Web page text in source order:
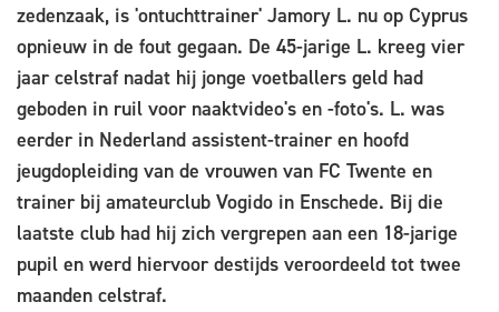
zedenzaak, is 'ontuchttrainer' Jamory L. nu op Cyprus
opnieuw in de fout gegaan. De 45-jarige L. kreeg vier
jaar celstraf nadat hij jonge voetballers geld had
geboden in ruil voor naaktvideo's en -foto's. L. was
eerder in Nederland assistent-trainer en hoofd
jeugdopleiding van de vrouwen van FC Twente en
trainer bij amateurclub Vogido in Enschede. Bij die
laatste club had hij zich vergrepen aan een 18-jarige
pupil en werd hiervoor destijds veroordeeld tot twee
maanden celstraf.